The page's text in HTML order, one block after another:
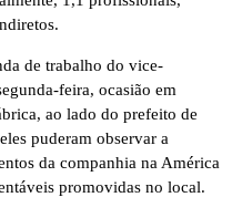
de trabalho do vice-
feira, ocasião em
ao lado do prefeito de
puderam observar a
da companhia na América
promovidas no local.